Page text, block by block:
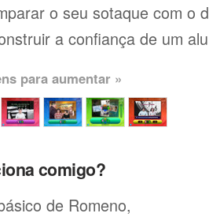
o seu sotaque com o
a confiança de um
para aumentar »
comigo?
de Romeno,